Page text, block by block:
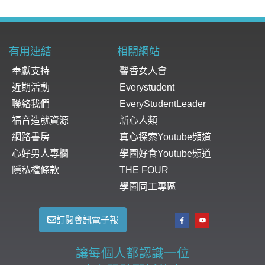
有用連結 相關網站
奉獻支持
近期活動
聯絡我們
福音造就資源
網路書房
心好男人專欄
隱私權條款
馨香女人會
Everystudent
EveryStudentLeader
新心人類
真心探索Youtube頻道
學園好食Youtube頻道
THE FOUR
學園同工專區
訂閱會訊電子報
讓每個人都認識一位